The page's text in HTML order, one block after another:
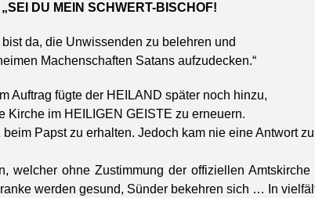
„SEI DU MEIN SCHWERT-BISCHOF!
bist da, die Unwis­senden zu belehren und
Machen­schaften Satans aufzudeck­en.“
Auf­trag fügte der HEILAND später noch hinzu,
Kirche im HEILIGEN GEISTE zu erneuern.
Papst zu erhal­ten. Jedoch kam nie eine Antwort
welch­er ohne Zus­tim­mung der offiziellen
wer­den gesund, Sün­der bekehren sich … In